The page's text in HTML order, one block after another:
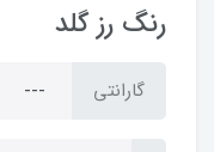
رنگ رز گلد
گارانتی